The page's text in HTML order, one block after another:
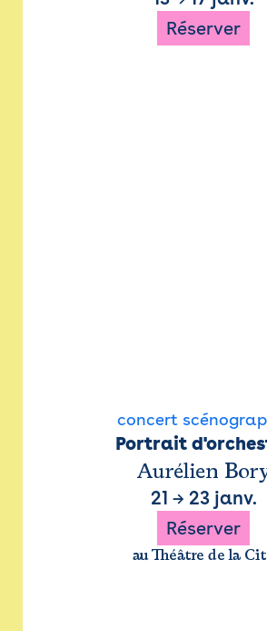
Réserver
concert
Portrait
Aurélien
21 → 23 janv.
Réserver
au Théâtre de la